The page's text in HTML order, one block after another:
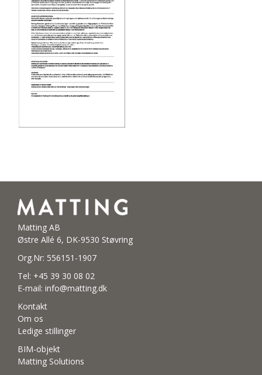
Matting AB
Østre Allé 6, DK-9530 Støvring
Org.Nr: 556151-1907
Tel: +45 39 30 08 02
E-mail: info@matting.dk
Kontakt
Om os
Ledige stillinger
BIM-objekt
Matting Solutions